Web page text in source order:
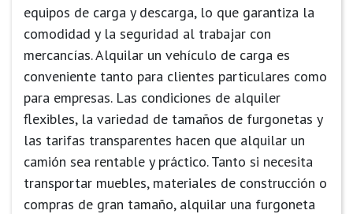
equipos de carga y descarga, lo que garantiza la
comodidad y la seguridad al trabajar con
mercancías. Alquilar un vehículo de carga es
conveniente tanto para clientes particulares como
para empresas. Las condiciones de alquiler
flexibles, la variedad de tamaños de furgonetas y
las tarifas transparentes hacen que alquilar un
camión sea rentable y práctico. Tanto si necesita
transportar muebles, materiales de construcción o
compras de gran tamaño, alquilar una furgoneta